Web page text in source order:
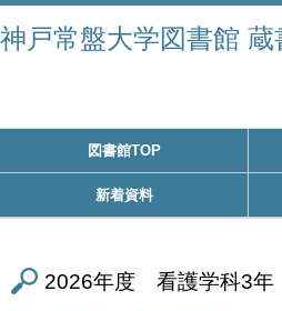
神戸常盤大学図書館 蔵
図書館TOP
新着資料
2026年度 看護学科3年